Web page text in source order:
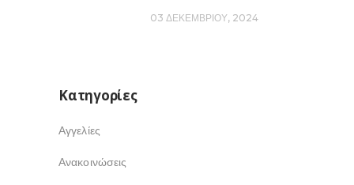
03 ΔΕΚΕΜΒΡΊΟΥ, 2024
Kατηγορίες
Αγγελίες
Ανακοινώσεις